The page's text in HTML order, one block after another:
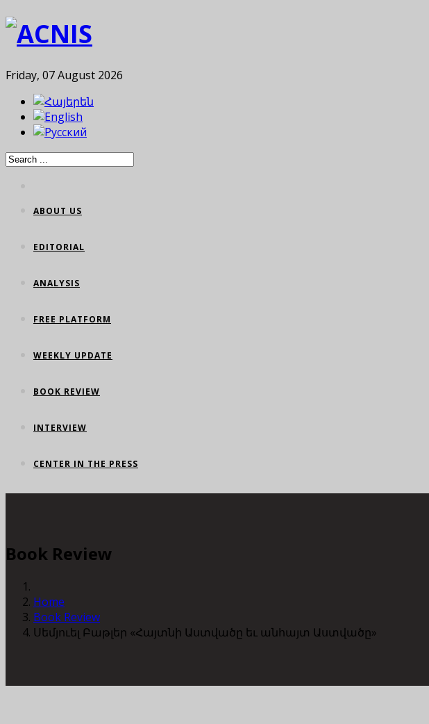
Friday, 07 August 2026
ABOUT US
EDITORIAL
ANALYSIS
FREE PLATFORM
WEEKLY UPDATE
BOOK REVIEW
INTERVIEW
CENTER IN THE PRESS
Book Review
Home
Book Review
Սեմյուել Բաթլեր «Հայտնի Աստվածը եւ անհայտ Աստվածը»